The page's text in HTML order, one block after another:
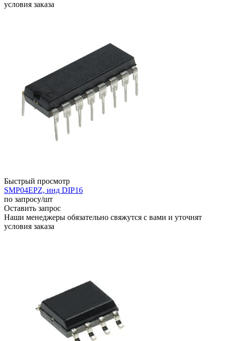
условия заказа
Быстрый просмотр
SMP04EPZ, инд DIP16
по запросу/шт
Оставить запрос
Наши менеджеры обязательно свяжутся с вами и уточнят
условия заказа